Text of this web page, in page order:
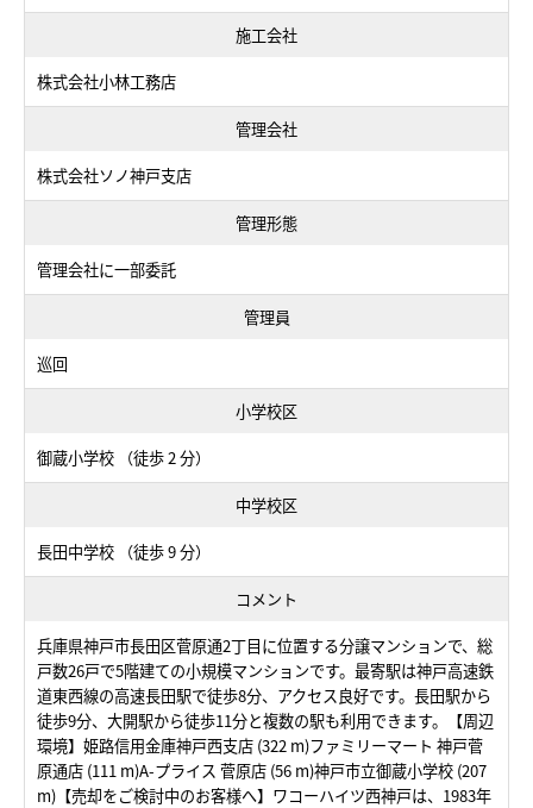
施工会社
株式会社小林工務店
管理会社
株式会社ソノ神戸支店
管理形態
管理会社に一部委託
管理員
巡回
小学校区
御蔵小学校 （徒歩 2 分）
中学校区
長田中学校 （徒歩 9 分）
コメント
兵庫県神戸市長田区菅原通2丁目に位置する分譲マンションで、総
戸数26戸で5階建ての小規模マンションです。最寄駅は神戸高速鉄
道東西線の高速長田駅で徒歩8分、アクセス良好です。長田駅から
徒歩9分、大開駅から徒歩11分と複数の駅も利用できます。【周辺
環境】姫路信用金庫神戸西支店 (322 m)ファミリーマート 神戸菅
原通店 (111 m)A-プライス 菅原店 (56 m)神戸市立御蔵小学校 (207
m)【売却をご検討中のお客様へ】ワコーハイツ西神戸は、1983年